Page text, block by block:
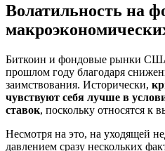
Волатильность на
Биткоин и фондовые рынки
прошлом году благодаря
заимствования. Исторически,
чувствуют себя лучше в
ставок, поскольку относятся к
Несмотря на это, на уходящей
давлением сразу нескольких